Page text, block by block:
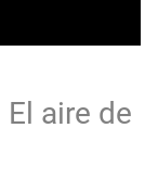
El aire de